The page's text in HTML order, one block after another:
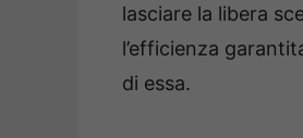
lasciare la libera
l’efficienza
di essa.